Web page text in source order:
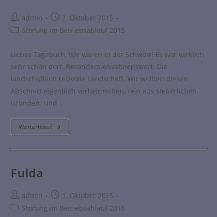
admin
2. Oktober 2015
Störung im Betriebsablauf 2015
Liebes Tagebuch, Wir waren in der Schweiz! Es war wirklich
sehr schön dort. Besonders erwähnenswert: Die
landschaftlich reizvolle Landschaft. Wir wollten diesen
Abschnitt eigentlich verheimlichen, rein aus steuerlichen
Gründen. Und…
Weiterlesen
Fulda
admin
1. Oktober 2015
Störung im Betriebsablauf 2015